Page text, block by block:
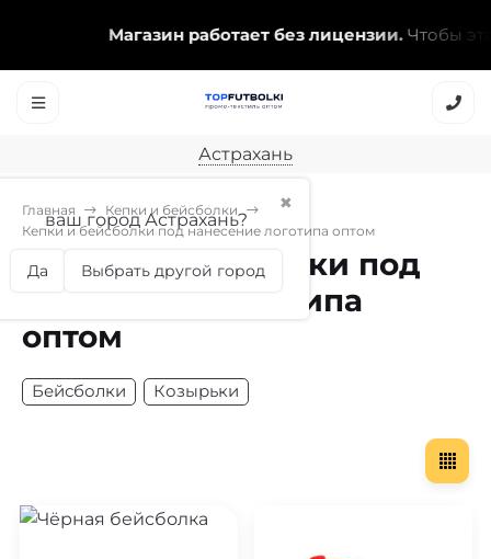
Магазин работает без лицензии.Чтобы эта
Астрахань
✖
ваш город Астрахань?
Да Выбрать другой город
Главная
Кепки и бейсболки
Кепки и бейсболки под нанесение логотипа оптом
Кепки и бейсболки под
нанесение логотипа
оптом
Бейсболки Козырьки